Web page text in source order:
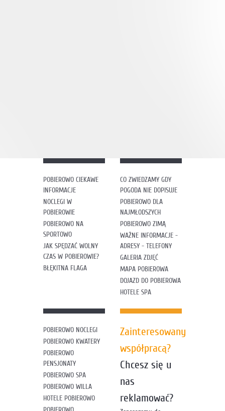
POBIEROWO CIEKAWE
INFORMACJE
NOCLEGI W
POBIEROWIE
POBIEROWO NA
SPORTOWO
JAK SPĘDZAĆ WOLNY
CZAS W POBIEROWIE?
BŁĘKITNA FLAGA
CO ZWIEDZAMY GDY
POGODA NIE DOPISUJE
POBIEROWO DLA
NAJMŁODSZYCH
POBIEROWO ZIMĄ
WAŻNE INFORMACJE -
ADRESY - TELEFONY
GALERIA ZDJĘĆ
MAPA POBIEROWA
DOJAZD DO POBIEROWA
HOTELE SPA
POBIEROWO NOCLEGI
POBIEROWO KWATERY
POBIEROWO
PENSJONATY
POBIEROWO SPA
POBIEROWO WILLA
HOTELE POBIEROWO
Zainteresowany
współpracą?
Chcesz się u
nas
reklamować?